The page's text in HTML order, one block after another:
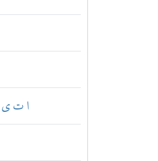
ا ت ي